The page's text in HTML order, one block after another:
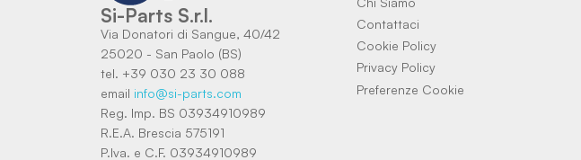
Si-Parts S.r.l.
Via Donatori di Sangue, 40/42
25020 - San Paolo (BS)
tel. +39 030 23 30 088
email info@si-parts.com
Reg. Imp. BS 03934910989
R.E.A. Brescia 575191
P.Iva. e C.F. 03934910989
Contattaci
Cookie Policy
Privacy Policy
Preferenze Cookie